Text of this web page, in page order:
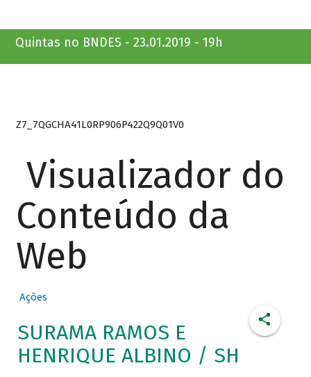
Quintas no BNDES - 23.01.2019 - 19h
Z7_7QGCHA41L0RP906P422Q9Q01V0
Visualizador do
Conteúdo da
Web
Ações
SURAMA RAMOS E
HENRIQUE ALBINO / SH